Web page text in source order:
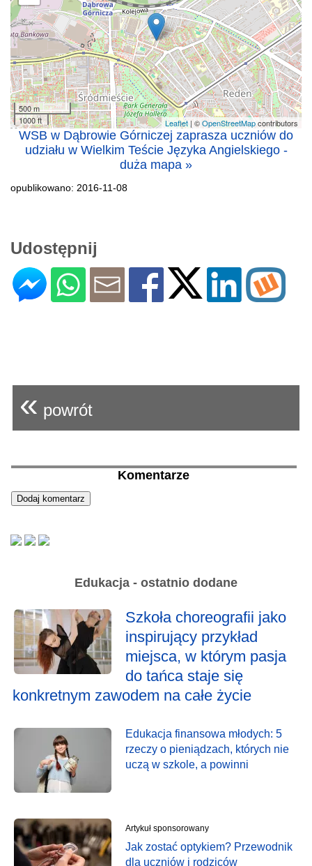
500 m
1000 ft
Leaflet| ©OpenStreetMapcontributors
WSB w Dąbrowie Górniczej zaprasza uczniów do
udziału w Wielkim Teście Języka Angielskiego -
duża mapa »
opublikowano: 2016-11-08
Udostępnij
« powrót
Komentarze
Edukacja - ostatnio dodane
Szkoła choreografii jako
inspirujący przykład
miejsca, w którym pasja
do tańca staje się
konkretnym zawodem na całe życie
Edukacja finansowa młodych: 5
rzeczy o pieniądzach, których nie
uczą w szkole, a powinni
Artykuł sponsorowany
Jak zostać optykiem? Przewodnik
dla uczniów i rodziców